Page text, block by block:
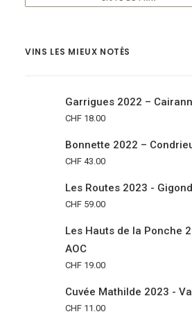
VINS LES MIEUX NOTÉS
Garrigues 2022 –
CHF 18.00
Bonnette 2022 –
CHF 43.00
Les Routes 2023 -
CHF 59.00
Les Hauts de la Ponche
AOC
CHF 19.00
Cuvée Mathilde 2023 -
CHF 11.00